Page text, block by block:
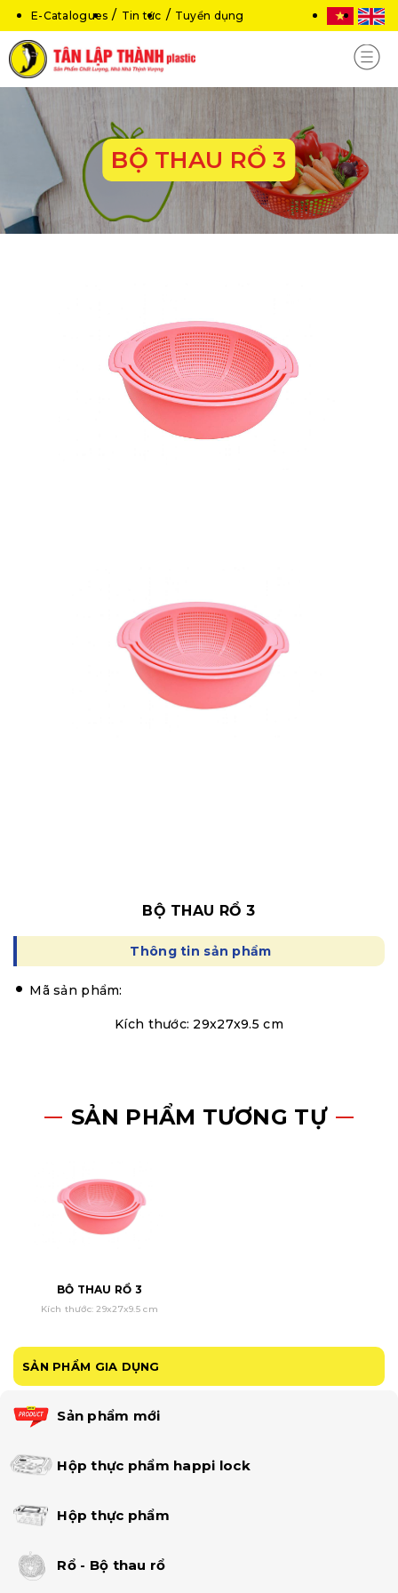
E-Catalogues Tin tức Tuyển dụng
BỘ THAU RỔ 3
SẢN PHẨM GIA DỤNG
Sản phẩm mới
Hộp thực phẩm happi lock
Hộp thực phẩm
Rổ - Bộ thau rổ
BỘ THAU RỔ 3
Thông tin sản phẩm
Mã sản phẩm:
Kích thước: 29x27x9.5 cm
SẢN PHẨM TƯƠNG TỰ
BỘ THAU RỔ 3
Kích thước: 29x27x9.5 cm